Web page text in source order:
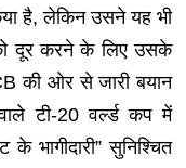
है, लेकिन उसने यह भी
को दूर करने के लिए उसके
की ओर से जारी बयान
टी-20 वर्ल्ड कप में
भागीदारी” सुनिश्चित